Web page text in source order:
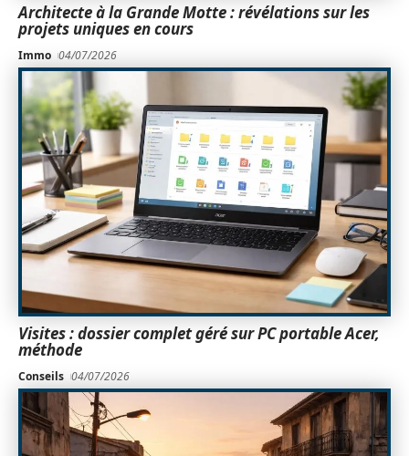
Architecte à la Grande Motte : révélations sur les
projets uniques en cours
Immo 04/07/2026
Visites : dossier complet géré sur PC portable Acer,
méthode
Conseils 04/07/2026